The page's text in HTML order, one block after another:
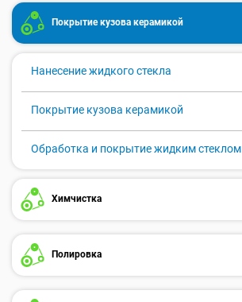
Покрытие кузова керамикой
Нанесение жидкого стекла
Покрытие кузова керамикой
Обработка и покрытие жидким стеклом
Химчистка
Полировка